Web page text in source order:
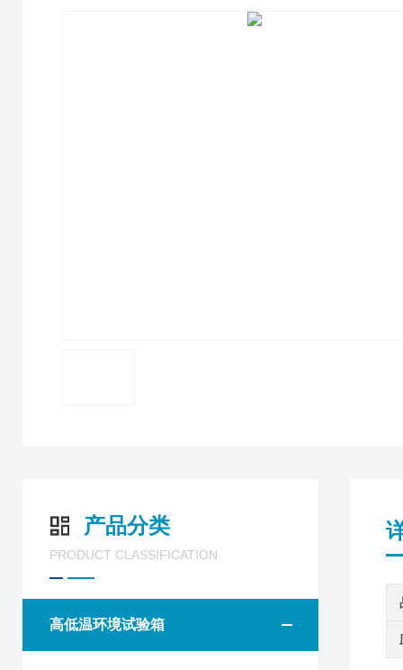
产品分类
PRODUCT CLASSIFICATION
高低温环境试验箱